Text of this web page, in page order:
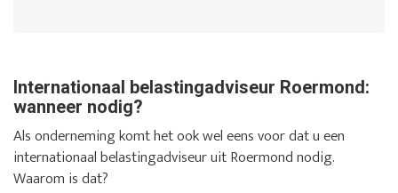
Internationaal belastingadviseur Roermond:
wanneer nodig?
Als onderneming komt het ook wel eens voor dat u een
internationaal belastingadviseur uit Roermond nodig.
Waarom is dat?